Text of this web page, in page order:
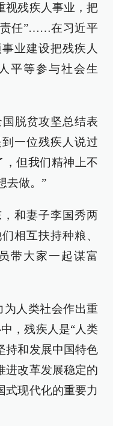
视残疾人事业，把
责任”……在习近平
业建设把残疾人
平等参与社会生
脱贫攻坚总结表
一位残疾人说过
，但我们精神上不
去做。”
和妻子李国秀两
相互扶持种粮、
带大家一起谋富
为人类社会作出重
，残疾人是“人类
持和发展中国特色
进改革发展稳定的
式现代化的重要力